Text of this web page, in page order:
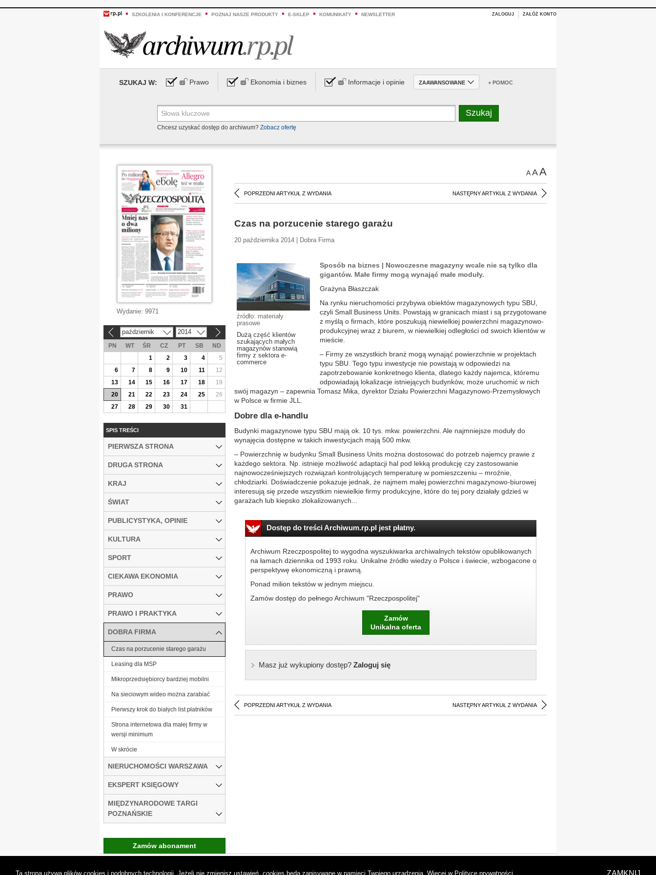
SZKOLENIA I KONFERENCJE POZNAJ NASZE PRODUKTY E-SKLEP KOMUNIKATY NEWSLETTER ZALOGUJ ZAŁÓŻ KONTO
SZUKAJ W: Prawo Ekonomia i biznes Informacje i opinie ZAAWANSOWANE + POMOC
Chcesz uzyskać dostęp do archiwum? Zobacz ofertę
AAA
POPRZEDNI ARTYKUŁ Z WYDANIA NASTĘPNY ARTYKUŁ Z WYDANIA
Czas na porzucenie starego garażu
20 października 2014 | Dobra Firma
źródło: materiały
prasowe
Dużą część klientów
szukających małych
magazynów stanowią
firmy z sektora e-
commerce
Sposób na biznes | Nowoczesne magazyny wcale nie są tylko dla
gigantów. Małe firmy mogą wynająć małe moduły.
Grażyna Błaszczak
Na rynku nieruchomości przybywa obiektów magazynowych typu SBU,
czyli Small Business Units. Powstają w granicach miast i są przygotowane
z myślą o firmach, które poszukują niewielkiej powierzchni magazynowo-
produkcyjnej wraz z biurem, w niewielkiej odległości od swoich klientów w
mieście.
– Firmy ze wszystkich branż mogą wynająć powierzchnie w projektach
typu SBU. Tego typu inwestycje nie powstają w odpowiedzi na
zapotrzebowanie konkretnego klienta, dlatego każdy najemca, któremu
odpowiadają lokalizacje istniejących budynków, może uruchomić w nich
swój magazyn – zapewnia Tomasz Mika, dyrektor Działu Powierzchni Magazynowo-Przemysłowych
w Polsce w firmie JLL.
Dobre dla e-handlu
Budynki magazynowe typu SBU mają ok. 10 tys. mkw. powierzchni. Ale najmniejsze moduły do
wynajęcia dostępne w takich inwestycjach mają 500 mkw.
– Powierzchnię w budynku Small Business Units można dostosować do potrzeb najemcy prawie z
każdego sektora. Np. istnieje możliwość adaptacji hal pod lekką produkcję czy zastosowanie
najnowocześniejszych rozwiązań kontrolujących temperaturę w pomieszczeniu – mroźnie,
chłodziarki. Doświadczenie pokazuje jednak, że najmem małej powierzchni magazynowo-biurowej
interesują się przede wszystkim niewielkie firmy produkcyjne, które do tej pory działały gdzieś w
garażach lub kiepsko zlokalizowanych...
Dostęp do treści Archiwum.rp.pl jest płatny.
Archiwum Rzeczpospolitej to wygodna wyszukiwarka archiwalnych tekstów opublikowanych
na łamach dziennika od 1993 roku. Unikalne źródło wiedzy o Polsce i świecie, wzbogacone o
perspektywę ekonomiczną i prawną.
Ponad milion tekstów w jednym miejscu.
Zamów dostęp do pełnego Archiwum "Rzeczpospolitej"
Zamów
Unikalna oferta
Masz już wykupiony dostęp?Zaloguj się
POPRZEDNI ARTYKUŁ Z WYDANIA NASTĘPNY ARTYKUŁ Z WYDANIA
Wydanie: 9971
październik 2014
PN WT ŚR CZ PT SB
ND
1
2 3 4
5
6
7 8 9 10 11
12
13
14 15 16 17 18
19
20
21 22 23 24 25
26
27
28 29 30 31
SPIS TREŚCI
PIERWSZA STRONA
DRUGA STRONA
KRAJ
ŚWIAT
PUBLICYSTYKA, OPINIE
KULTURA
SPORT
CIEKAWA EKONOMIA
PRAWO
PRAWO I PRAKTYKA
DOBRA FIRMA
Czas na porzucenie starego garażu
Leasing dla MSP
Mikroprzedsiębiorcy bardziej mobilni
Na sieciowym wideo można zarabiać
Pierwszy krok do białych list płatników
Strona internetowa dla małej firmy w
wersji minimum
W skrócie
NIERUCHOMOŚCI WARSZAWA
EKSPERT KSIĘGOWY
MIĘDZYNARODOWE TARGI
POZNAŃSKIE
Zamów abonament
Ta strona używa plików cookies i podobnych technologii. Jeżeli nie zmienisz ustawień, cookies będą zapisywane w pamięci Twojego urządzenia. Więcej w Polityce prywatności ZAMKNIJ